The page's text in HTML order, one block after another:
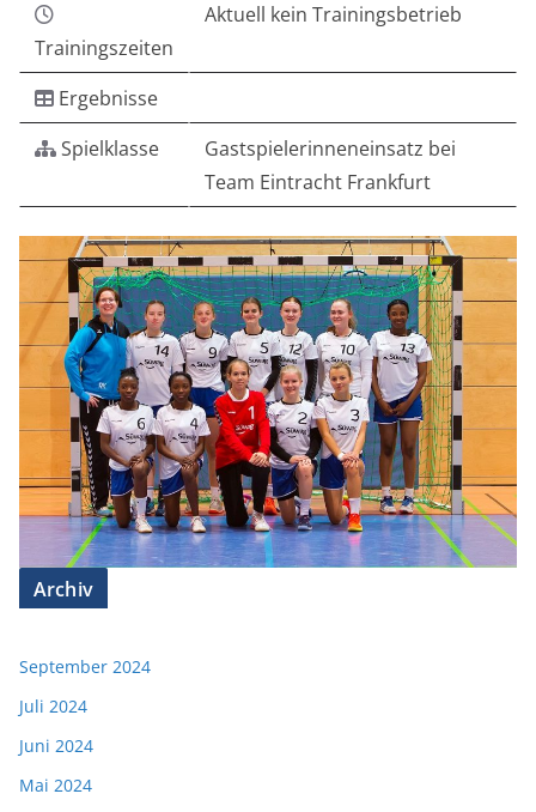
Trainingszeiten
Aktuell kein Trainingsbetrieb
Ergebnisse
Spielklasse
Gastspielerinneneinsatz bei
Team Eintracht Frankfurt
Archiv
September 2024
Juli 2024
Juni 2024
Mai 2024